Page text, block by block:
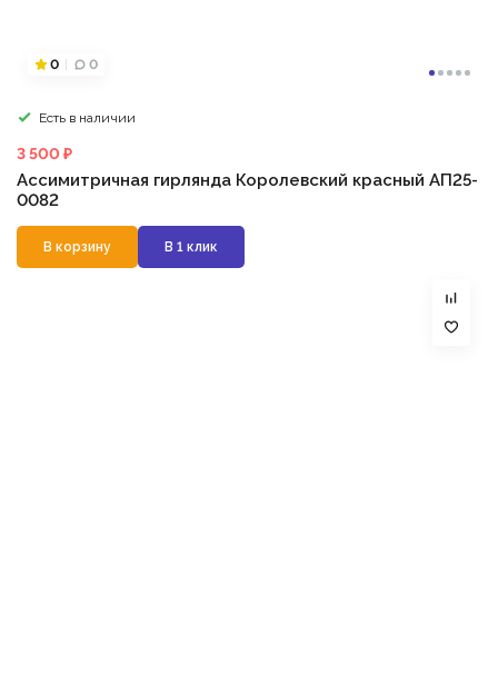
0 0
Есть в наличии
3 500 ₽
Ассимитричная гирлянда Королевский красный АП25-
0082
В корзину В 1 клик